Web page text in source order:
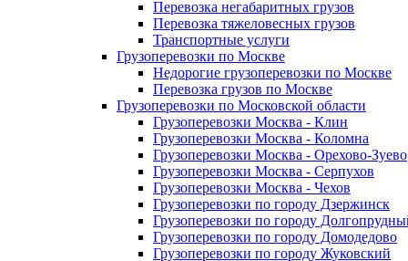
Перевозка негабаритных грузов
Перевозка тяжеловесных грузов
Транспортные услуги
Грузоперевозки по Москве
Недорогие грузоперевозки по Москве
Перевозка грузов по Москве
Грузоперевозки по Московской области
Грузоперевозки Москва - Клин
Грузоперевозки Москва - Коломна
Грузоперевозки Москва - Орехово-Зуево
Грузоперевозки Москва - Серпухов
Грузоперевозки Москва - Чехов
Грузоперевозки по городу Дзержинск
Грузоперевозки по городу
Грузоперевозки по городу Домодедово
Грузоперевозки по городу Жуковский